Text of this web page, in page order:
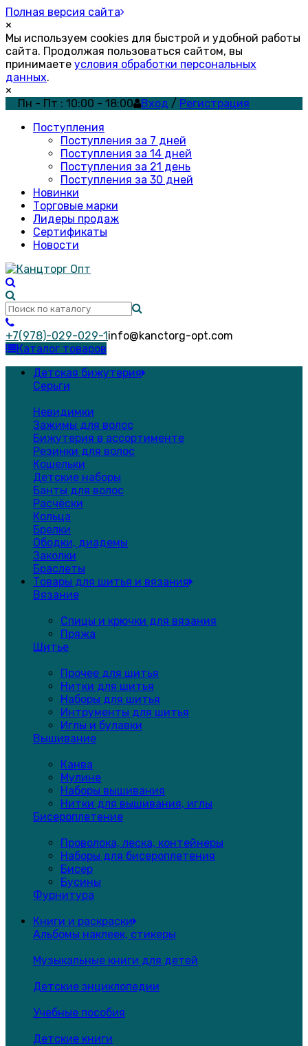
Полная версия сайта
×
Мы используем cookies для быстрой и удобной работы
сайта. Продолжая пользоваться сайтом, вы
принимаете условия обработки персональных
данных.
×
Пн - Пт : 10:00 - 18:00
Вход / Регистрация
Поступления
Поступления за 7 дней
Поступления за 14 дней
Поступления за 21 день
Поступления за 30 дней
Новинки
Торговые марки
Лидеры продаж
Сертификаты
Новости
+7(978)-029-029-1info@kanctorg-opt.com
Каталог товаров
Детская бижутерия
Серьги
Невидимки
Зажимы для волос
Бижутерия в ассортименте
Резинки для волос
Кошельки
Детские наборы
Банты для волос
Расчёски
Кольца
Брелки
Ободки, диадемы
Заколки
Браслеты
Товары для шитья и вязания
Вязание
Спицы и крючки для вязания
Пряжа
Шитье
Прочее для шитья
Нитки для шитья
Наборы для шитья
Интрументы для шитья
Иглы и булавки
Вышивание
Канва
Мулине
Наборы вышивания
Нитки для вышивания, иглы
Бисероплетение
Проволока, леска, контейнеры
Наборы для бисероплетения
Бисер
Бусины
Фурнитура
Книги и раскраски
Альбомы наклеек, стикеры
Музыкальные книги для детей
Детские энциклопедии
Учебные пособия
Детские книги